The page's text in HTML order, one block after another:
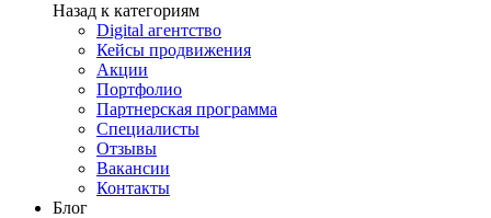
Назад к категориям
Digital агентство
Кейсы продвижения
Акции
Портфолио
Партнерская программа
Специалисты
Отзывы
Вакансии
Контакты
Блог